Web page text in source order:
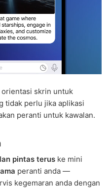
orientasi skrin untuk
tidak perlu jika aplikasi
peranti untuk kawalan.
pintas terus ke mini
peranti anda —
kegemaran anda dengan